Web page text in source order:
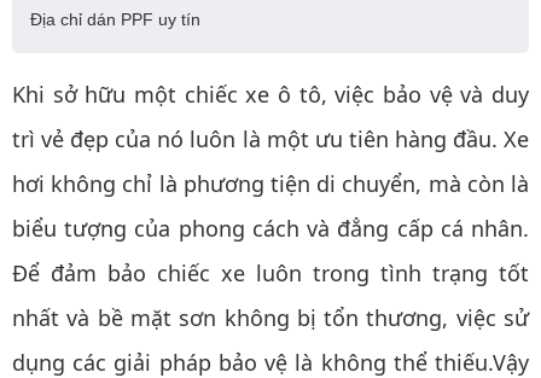
Địa chỉ dán PPF uy tín
Khi sở hữu một chiếc xe ô tô, việc bảo vệ và duy
trì vẻ đẹp của nó luôn là một ưu tiên hàng đầu. Xe
hơi không chỉ là phương tiện di chuyển, mà còn là
biểu tượng của phong cách và đẳng cấp cá nhân.
Để đảm bảo chiếc xe luôn trong tình trạng tốt
nhất và bề mặt sơn không bị tổn thương, việc sử
dụng các giải pháp bảo vệ là không thể thiếu.Vậy